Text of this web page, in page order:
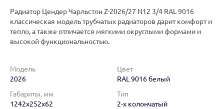
Радиатор Цендер Чарльстон Z-2026/27 N12 3/4 RAL 9016
классическая модель трубчатых радиаторов дарит комфорт и
тепло, а также отличается мягкими округлыми формами и
высокой функциональностью.
Модель
2026
Цвет
RAL 9016 белый
Габариты, мм
1242x252x62
Тип
2-х колончатый